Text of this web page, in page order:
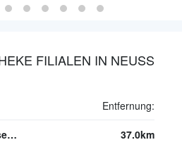
FILIALEN IN NEUSS
Entfernung:
farma-plus Apotheke Essen-Steele 37.0km